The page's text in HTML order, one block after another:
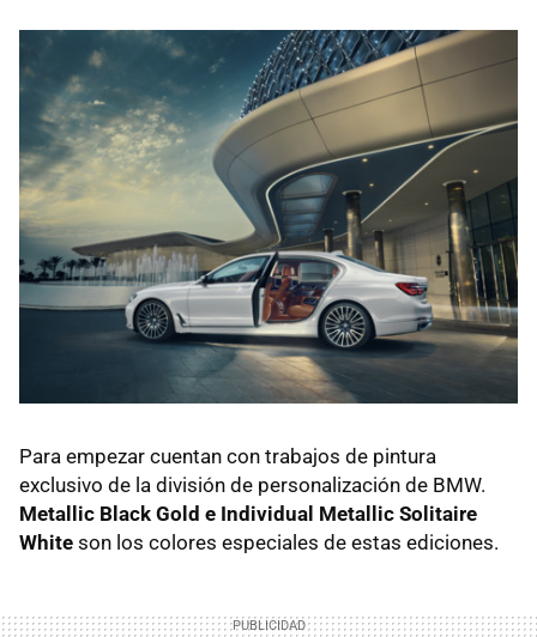
Para empezar cuentan con trabajos de pintura
exclusivo de la división de personalización de BMW.
Metallic Black Gold e Individual Metallic Solitaire
White son los colores especiales de estas ediciones.